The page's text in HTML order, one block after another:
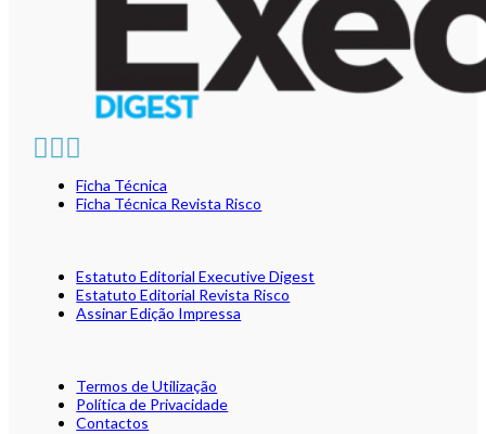
Ficha Técnica
Ficha Técnica Revista Risco
Estatuto Editorial Executive Digest
Estatuto Editorial Revista Risco
Assinar Edição Impressa
Termos de Utilização
Política de Privacidade
Contactos